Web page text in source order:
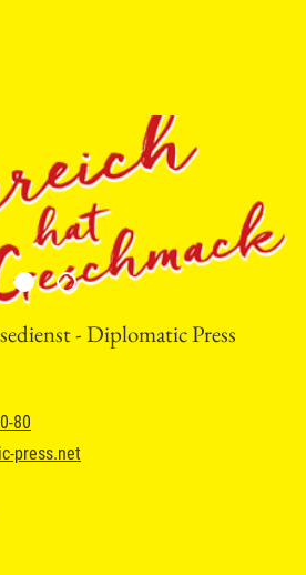
- Diplomatic Press
80
press.net